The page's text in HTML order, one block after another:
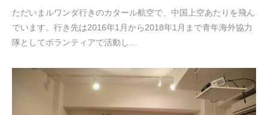
ただいまルワンダ行きのカタール航空で、中国上空あたりを飛ん
でいます。行き先は2016年1月から2018年1月まで青年海外協力
隊としてボランティアで活動し…